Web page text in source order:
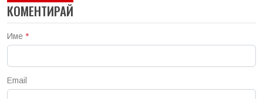
КОМЕНТИРАЙ
Име *
Email